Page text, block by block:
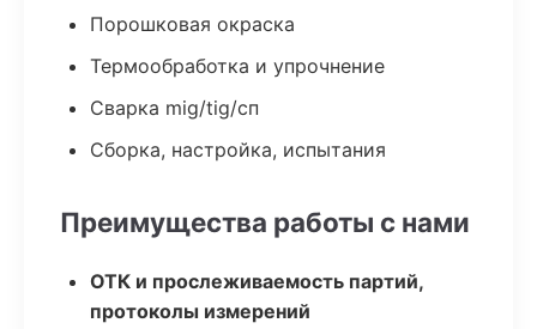
Порошковая окраска
Термообработка и упрочнение
Сварка mig/tig/сп
Сборка, настройка, испытания
Преимущества работы с нами
ОТК и прослеживаемость партий,
протоколы измерений